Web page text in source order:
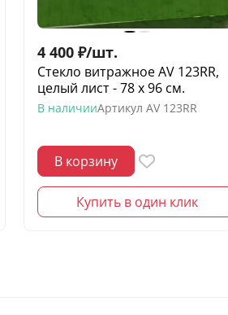
4 400 ₽/шт.
Стекло витражное AV 123RR,
целый лист - 78 х 96 cм.
В наличииАртикул AV 123RR
В корзину
Купить в один клик